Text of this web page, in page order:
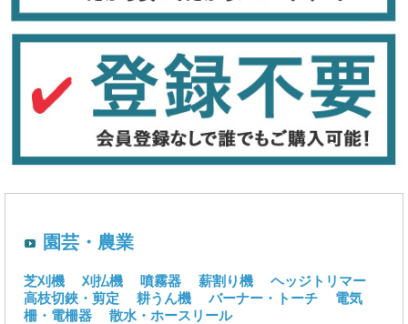
園芸・農業
芝刈機 刈払機 噴霧器 薪割り機
ヘッジトリマー
高枝切鋏・剪定
耕うん機 バーナー・トーチ
電気
柵・電柵器
散水・ホースリール